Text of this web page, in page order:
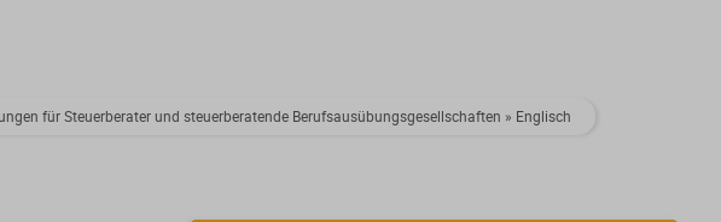
für Steuerberater und steuerberatende Berufsausübungsgesellschaften » Englisch